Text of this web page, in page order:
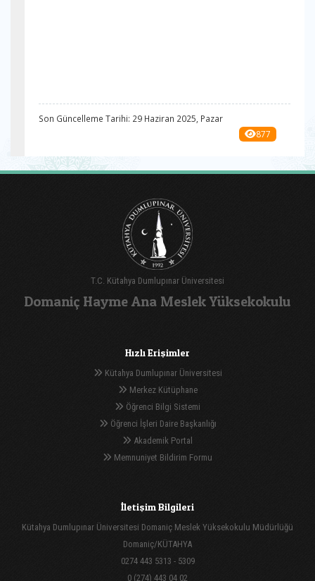
Son Güncelleme Tarihi: 29 Haziran 2025, Pazar
877
T.C. Kütahya Dumlupınar Üniversitesi
Domaniç Hayme Ana Meslek Yüksekokulu
Hızlı Erişimler
Kütahya Dumlupınar Üniversitesi
Merkez Kütüphane
Öğrenci Bilgi Sistemi
Öğrenci İşleri Daire Başkanlığı
Akademik Portal
Memnuniyet Bildirim Formu
İletişim Bilgileri
Kütahya Dumlupınar Üniversitesi Domaniç Meslek Yüksekokulu Müdürlüğü
Domaniç/KÜTAHYA
0274 443 5313 - 5309
0 (274) 443 04 02